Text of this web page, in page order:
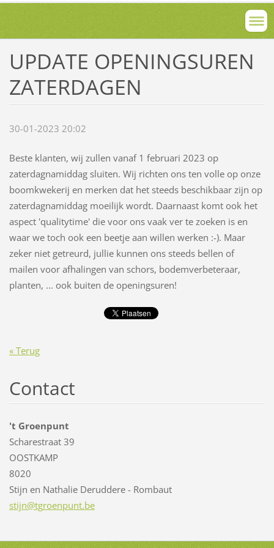
UPDATE OPENINGSUREN
ZATERDAGEN
30-01-2023 20:02
Beste klanten, wij zullen vanaf 1 februari 2023 op
zaterdagnamiddag sluiten. Wij richten ons ten volle op onze
boomkwekerij en merken dat het steeds beschikbaar zijn op
zaterdagnamiddag moeilijk wordt. Daarnaast komt ook het
aspect 'qualitytime' die voor ons vaak ver te zoeken is en
waar we toch ook een beetje aan willen werken :-). Maar
zeker niet getreurd, jullie kunnen ons steeds bellen of
mailen voor afhalingen van schors, bodemverbeteraar,
planten, ... ook buiten de openingsuren!
« Terug
Contact
't Groenpunt
Scharestraat 39
OOSTKAMP
8020
Stijn en Nathalie Deruddere - Rombaut
stijn@tgroenpunt.be